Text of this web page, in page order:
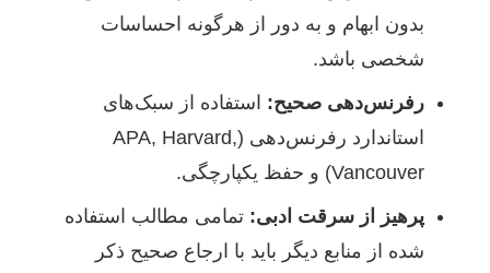
بدون ابهام و به دور از هرگونه احساسات
شخصی باشد.
رفرنس‌دهی صحیح: استفاده از سبک‌های
استاندارد رفرنس‌دهی (APA, Harvard,
Vancouver) و حفظ یکپارچگی.
پرهیز از سرقت ادبی: تمامی مطالب استفاده
شده از منابع دیگر باید با ارجاع صحیح ذکر